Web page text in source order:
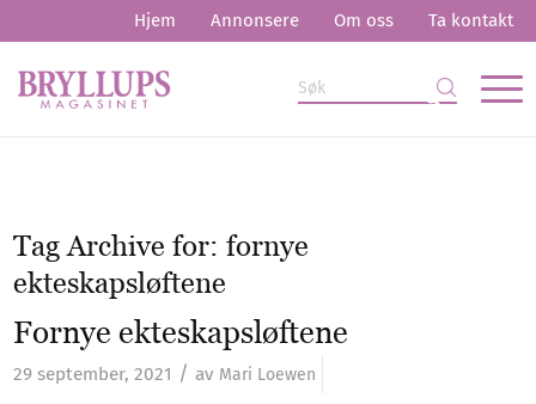
Hjem Annonsere Om oss Ta kontakt
Tag Archive for:fornye
ekteskapsløftene
Fornye ekteskapsløftene
29 september, 2021 / av Mari Loewen